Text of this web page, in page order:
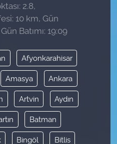
2.8,
10 km, Gün
Batımı: 19:09
Afyonkarahisar
Amasya Ankara
Artvin Aydın
Batman
Bingöl Bitlis